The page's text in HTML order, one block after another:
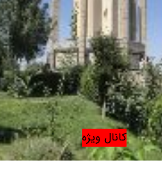
کانال ویژه